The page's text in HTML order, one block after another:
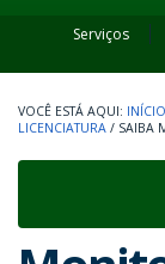
Serviços
INÍCIO
LICENCIATURA / SAIBA